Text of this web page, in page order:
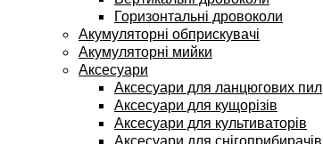
Горизонтальні дровоколи
Акумуляторні обприскувачі
Акумуляторні мийки
Аксесуари
Аксесуари для ланцюгових пил
Аксесуари для кущорізів
Аксесуари для культиваторів
Аксесуари для снігоприбирачів